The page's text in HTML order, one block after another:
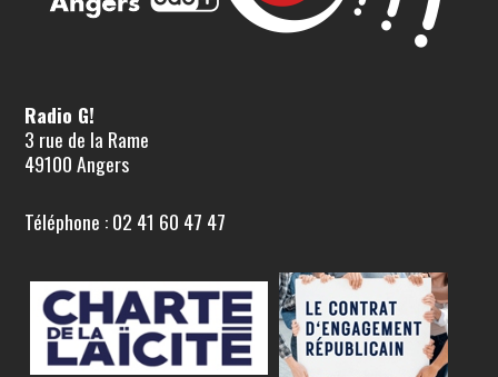
Radio G!
3 rue de la Rame
49100 Angers
Téléphone : 02 41 60 47 47